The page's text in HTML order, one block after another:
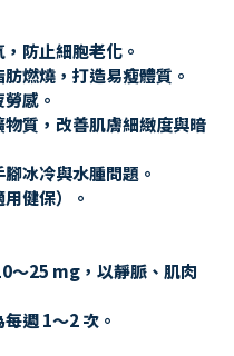
防止細胞老化。
燃燒，打造易瘦體質。
感。
質，改善肌膚細緻度與暗
冰冷與水腫問題。
健保）。
～25 mg，以靜脈、肌肉
週 1～2 次。